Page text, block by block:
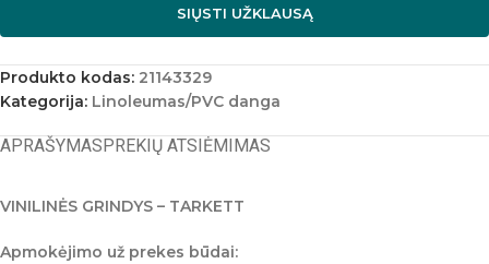
SIŲSTI UŽKLAUSĄ
Produkto kodas: 21143329
Kategorija: Linoleumas/PVC danga
APRAŠYMASPREKIŲ ATSIĖMIMAS
VINILINĖS GRINDYS – TARKETT
Apmokėjimo už prekes būdai: